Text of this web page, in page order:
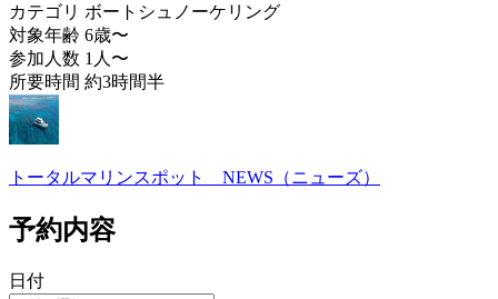
カテゴリ ボートシュノーケリング
対象年齢 6歳〜
参加人数 1人〜
所要時間 約3時間半
トータルマリンスポット NEWS（ニューズ）
予約内容
日付